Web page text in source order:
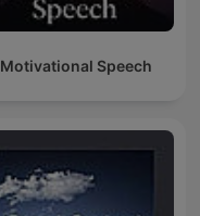
Motivational Speech